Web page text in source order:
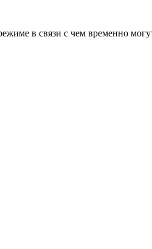
в связи с чем временно